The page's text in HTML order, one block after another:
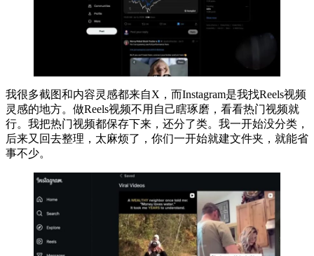
我很多截图和内容灵感都来自X，而Instagram是我找Reels视频
灵感的地方。做Reels视频不用自己瞎琢磨，看看热门视频就
行。我把热门视频都保存下来，还分了类。我一开始没分类，
后来又回去整理，太麻烦了，你们一开始就建文件夹，就能省
事不少。